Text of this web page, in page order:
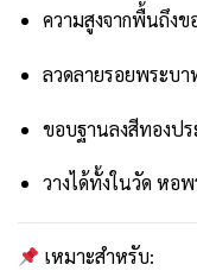
ความสูงจากพื้นถึง
ลวดลายรอยพระบ
ขอบฐานลงสีทองป
วางได้ทั้งในวัด หอ
เหมาะสำหรับ: